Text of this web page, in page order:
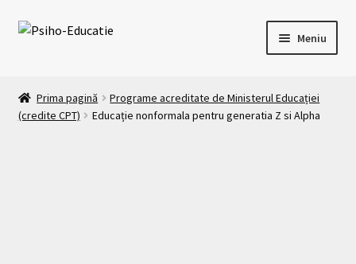
Meniu
Oferta de formare
Prima pagină
Programe acreditate de Ministerul Educației
(credite CPT)
Educație nonformala pentru generatia Z si Alpha